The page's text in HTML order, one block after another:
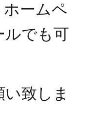
ームペ
ルでも可
致しま